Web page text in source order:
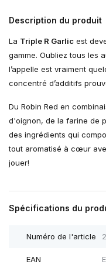
Description du produit
La Triple R Garlic est
gamme. Oubliez tous les
l’appelle est vraiment
concentré d’additifs
Du Robin Red en
d'oignon, de la farine de
des ingrédients qui
tout aromatisé à cœur
jouer!
Spécifications du
Numéro de l'article
EAN